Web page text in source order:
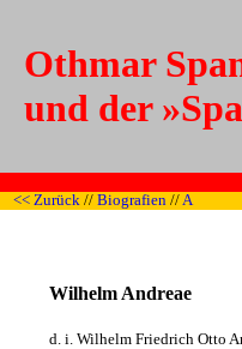
<< Zurück // Biografien //A